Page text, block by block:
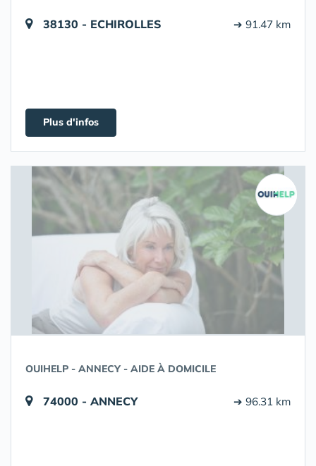
38130 - ECHIROLLES ➔ 91.47 km
Plus d'infos
OUIHELP - ANNECY - AIDE À DOMICILE
74000 - ANNECY ➔ 96.31 km